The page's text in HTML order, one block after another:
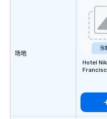
场地
当
Hotel